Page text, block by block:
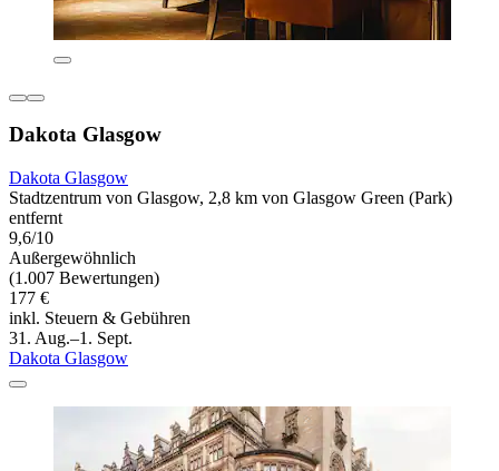
Dakota Glasgow
Dakota Glasgow
Stadtzentrum von Glasgow, 2,8 km von Glasgow Green (Park)
entfernt
9,6/10
Außergewöhnlich
(1.007 Bewertungen)
177 €
inkl. Steuern & Gebühren
31. Aug.–1. Sept.
Dakota Glasgow